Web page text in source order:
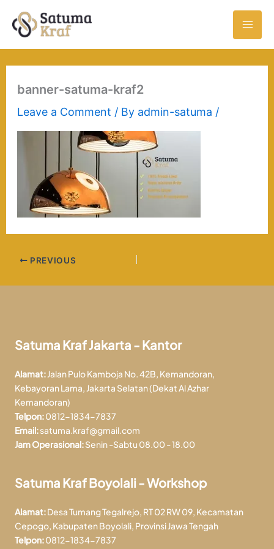
banner-satuma-kraf2
Leave a Comment / By admin-satuma /
PREVIOUS
Satuma Kraf Jakarta - Kantor
Alamat: Jalan Pulo Kamboja No. 42B, Kemandoran,
Kebayoran Lama, Jakarta Selatan (Dekat Al Azhar
Kemandoran)
Telpon:0812-1834-7837
Email:satuma.kraf@gmail.com
Jam Operasional:Senin -Sabtu 08.00 - 18.00
Satuma Kraf Boyolali - Workshop
Alamat:Desa Tumang Tegalrejo, RT 02 RW 09, Kecamatan
Cepogo, Kabupaten Boyolali, Provinsi Jawa Tengah
Telpon:0812-1834-7837